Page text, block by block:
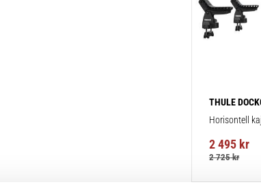
THULE
Horisontell
2 495 kr
2 725kr